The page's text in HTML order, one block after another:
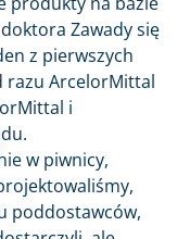
Zawady się
z pierwszych
razu ArcelorMittal
i
w piwnicy,
poddostawców,